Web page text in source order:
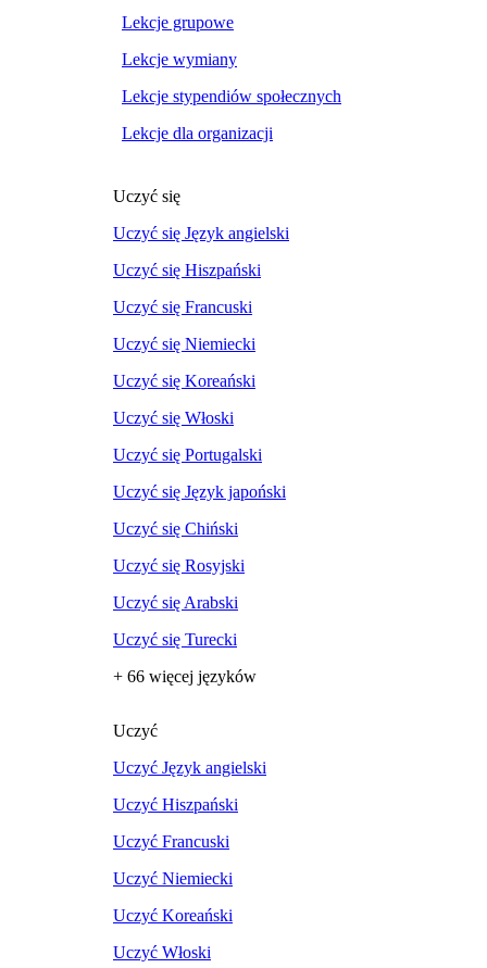
Lekcje grupowe
Lekcje wymiany
Lekcje stypendiów społecznych
Lekcje dla organizacji
Uczyć się
Uczyć się Język angielski
Uczyć się Hiszpański
Uczyć się Francuski
Uczyć się Niemiecki
Uczyć się Koreański
Uczyć się Włoski
Uczyć się Portugalski
Uczyć się Język japoński
Uczyć się Chiński
Uczyć się Rosyjski
Uczyć się Arabski
Uczyć się Turecki
+ 66 więcej języków
Uczyć
Uczyć Język angielski
Uczyć Hiszpański
Uczyć Francuski
Uczyć Niemiecki
Uczyć Koreański
Uczyć Włoski